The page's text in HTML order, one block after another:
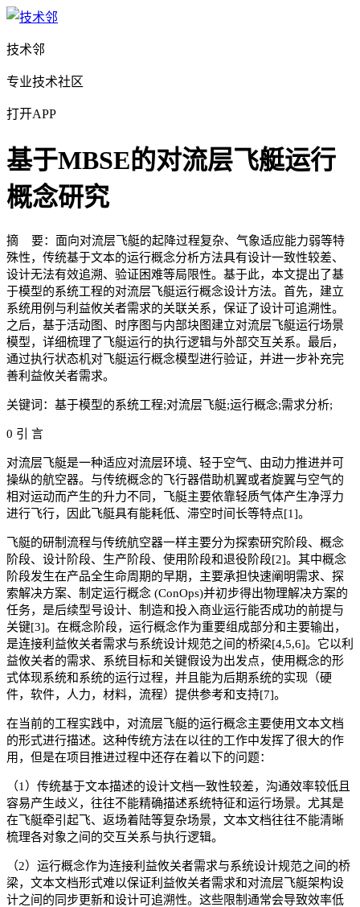
技术邻
专业技术社区
打开APP
基于MBSE的对流层飞艇运行
概念研究
摘 要：面向对流层飞艇的起降过程复杂、气象适应能力弱等特
殊性，传统基于文本的运行概念分析方法具有设计一致性较差、
设计无法有效追溯、验证困难等局限性。基于此，本文提出了基
于模型的系统工程的对流层飞艇运行概念设计方法。首先，建立
系统用例与利益攸关者需求的关联关系，保证了设计可追溯性。
之后，基于活动图、时序图与内部块图建立对流层飞艇运行场景
模型，详细梳理了飞艇运行的执行逻辑与外部交互关系。最后，
通过执行状态机对飞艇运行概念模型进行验证，并进一步补充完
善利益攸关者需求。
关键词：基于模型的系统工程;对流层飞艇;运行概念;需求分析;
0 引 言
对流层飞艇是一种适应对流层环境、轻于空气、由动力推进并可
操纵的航空器。与传统概念的飞行器借助机翼或者旋翼与空气的
相对运动而产生的升力不同，飞艇主要依靠轻质气体产生净浮力
进行飞行，因此飞艇具有能耗低、滞空时间长等特点[1]。
飞艇的研制流程与传统航空器一样主要分为探索研究阶段、概念
阶段、设计阶段、生产阶段、使用阶段和退役阶段[2]。其中概念
阶段发生在产品全生命周期的早期，主要承担快速阐明需求、探
索解决方案、制定运行概念 (ConOps)并初步得出物理解决方案的
任务，是后续型号设计、制造和投入商业运行能否成功的前提与
关键[3]。在概念阶段，运行概念作为重要组成部分和主要输出，
是连接利益攸关者需求与系统设计规范之间的桥梁[4,5,6]。它以利
益攸关者的需求、系统目标和关键假设为出发点，使用概念的形
式体现系统和系统的运行过程，并且能为后期系统的实现（硬
件，软件，人力，材料，流程）提供参考和支持[7]。
在当前的工程实践中，对流层飞艇的运行概念主要使用文本文档
的形式进行描述。这种传统方法在以往的工作中发挥了很大的作
用，但是在项目推进过程中还存在着以下的问题：
（1）传统基于文本描述的设计文档一致性较差，沟通效率较低且
容易产生歧义，往往不能精确描述系统特征和运行场景。尤其是
在飞艇牵引起飞、返场着陆等复杂场景，文本文档往往不能清晰
梳理各对象之间的交互关系与执行逻辑。
（2）运行概念作为连接利益攸关者需求与系统设计规范之间的桥
梁，文本文档形式难以保证利益攸关者需求和对流层飞艇架构设
计之间的同步更新和设计可追溯性。这些限制通常会导致效率低